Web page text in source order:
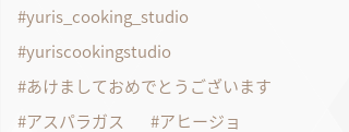
yuris_cooking_studio
yuriscookingstudio
あけましておめでとうございます
アスパラガス
アヒージョ